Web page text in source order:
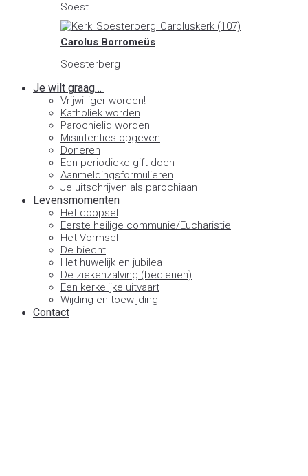
Soest
Carolus Borromeüs
Soesterberg
Je wilt graag…
Vrijwilliger worden!
Katholiek worden
Parochielid worden
Misintenties opgeven
Doneren
Een periodieke gift doen
Aanmeldingsformulieren
Je uitschrijven als parochiaan
Levensmomenten
Het doopsel
Eerste heilige communie/Eucharistie
Het Vormsel
De biecht
Het huwelijk en jubilea
De ziekenzalving (bedienen)
Een kerkelijke uitvaart
Wijding en toewijding
Contact